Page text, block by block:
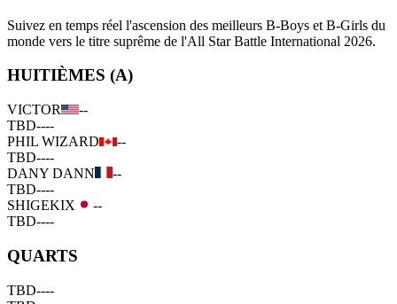
Suivez en temps réel l'ascension des meilleurs B-Boys et B-Girls du
monde vers le titre suprême de l'All Star Battle International 2026.
HUITIÈMES (A)
VICTOR
--
TBD----
PHIL WIZARD
--
TBD----
DANY DANN
--
TBD----
SHIGEKIX
--
TBD----
QUARTS
TBD----